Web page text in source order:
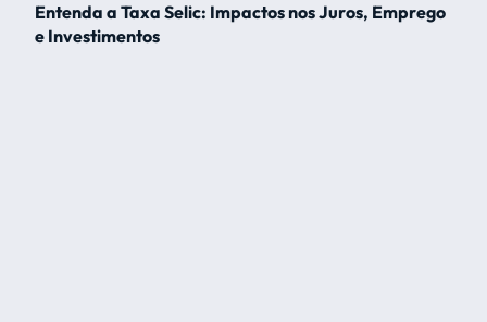
Entenda a Taxa Selic: Impactos nos Juros, Emprego
e Investimentos